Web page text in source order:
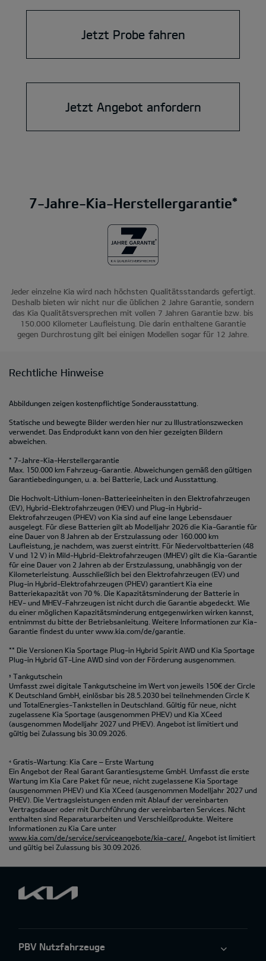
Jetzt Probe fahren
Jetzt Angebot anfordern
7-Jahre-Kia-Herstellergarantie*
Jeder einzelne Kia wird nach höchsten Qualitätsstandards gefertigt.
Deshalb bieten wir nicht nur die üblichen 2 Jahre Garantie, sondern
das Kia Qualitätsversprechen mit vollen 7 Jahren Garantie bzw. bis
150.000 Kilometer Laufleistung. Die darin enthaltene Garantie
gegen Durchrostung gilt bei einigen Modellen sogar für 12 Jahre.
Rechtliche Hinweise
Abbildungen zeigen kostenpflichtige Sonderausstattung.
Statische und bewegte Bilder werden hier nur zu Illustrationszwecken
verwendet. Das Endprodukt kann von den hier gezeigten Bildern
abweichen.
* 7-Jahre-Kia-Herstellergarantie
Max. 150.000 km Fahrzeug-Garantie. Abweichungen gemäß den gültigen
Garantiebedingungen, u. a. bei Batterie, Lack und Ausstattung.
Die Hochvolt-Lithium-Ionen-Batterieeinheiten in den Elektrofahrzeugen
(EV), Hybrid-Elektrofahrzeugen (HEV) und Plug-in Hybrid-
Elektrofahrzeugen (PHEV) von Kia sind auf eine lange Lebensdauer
ausgelegt. Für diese Batterien gilt ab Modelljahr 2026 die Kia-Garantie für
eine Dauer von 8 Jahren ab der Erstzulassung oder 160.000 km
Laufleistung, je nachdem, was zuerst eintritt. Für Niedervoltbatterien (48
V und 12 V) in Mild-Hybrid-Elektrofahrzeugen (MHEV) gilt die Kia-Garantie
für eine Dauer von 2 Jahren ab der Erstzulassung, unabhängig von der
Kilometerleistung. Ausschließlich bei den Elektrofahrzeugen (EV) und
Plug-in Hybrid-Elektrofahrzeugen (PHEV) garantiert Kia eine
Batteriekapazität von 70 %. Die Kapazitätsminderung der Batterie in
HEV- und MHEV-Fahrzeugen ist nicht durch die Garantie abgedeckt. Wie
du einer möglichen Kapazitätsminderung entgegenwirken wirken kannst,
entnimmst du bitte der Betriebsanleitung. Weitere Informationen zur Kia-
Garantie findest du unter www.kia.com/de/garantie.
** Die Versionen Kia Sportage Plug-in Hybrid Spirit AWD und Kia Sportage
Plug-in Hybrid GT-Line AWD sind von der Förderung ausgenommen.
3 Tankgutschein
Umfasst zwei digitale Tankgutscheine im Wert von jeweils 150€ der Circle
K Deutschland GmbH, einlösbar bis 28.5.2030 bei teilnehmenden Circle K
und TotalEnergies-Tankstellen in Deutschland. Gültig für neue, nicht
zugelassene Kia Sportage (ausgenommen PHEV) und Kia XCeed
(ausgenommen Modelljahr 2027 und PHEV). Angebot ist limitiert und
gültig bei Zulassung bis 30.09.2026.
4 Gratis-Wartung: Kia Care – Erste Wartung
Ein Angebot der Real Garant Garantiesysteme GmbH. Umfasst die erste
Wartung im Kia Care Paket für neue, nicht zugelassene Kia Sportage
(ausgenommen PHEV) und Kia XCeed (ausgenommen Modelljahr 2027 und
PHEV). Die Vertragsleistungen enden mit Ablauf der vereinbarten
Vertragsdauer oder mit Durchführung der vereinbarten Services. Nicht
enthalten sind Reparaturarbeiten und Verschleißprodukte. Weitere
Informationen zu Kia Care unter
www.kia.com/de/service/serviceangebote/kia-care/. Angebot ist limitiert
und gültig bei Zulassung bis 30.09.2026.
PBV Nutzfahrzeuge